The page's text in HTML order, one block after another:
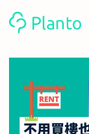
計劃買樓
計劃買
全功能